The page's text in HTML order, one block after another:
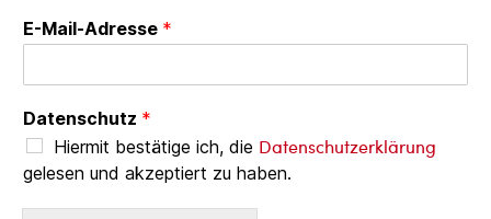
E-Mail-Adresse *
Datenschutz *
Hiermit bestätige ich, die Datenschutzerklärung
gelesen und akzeptiert zu haben.